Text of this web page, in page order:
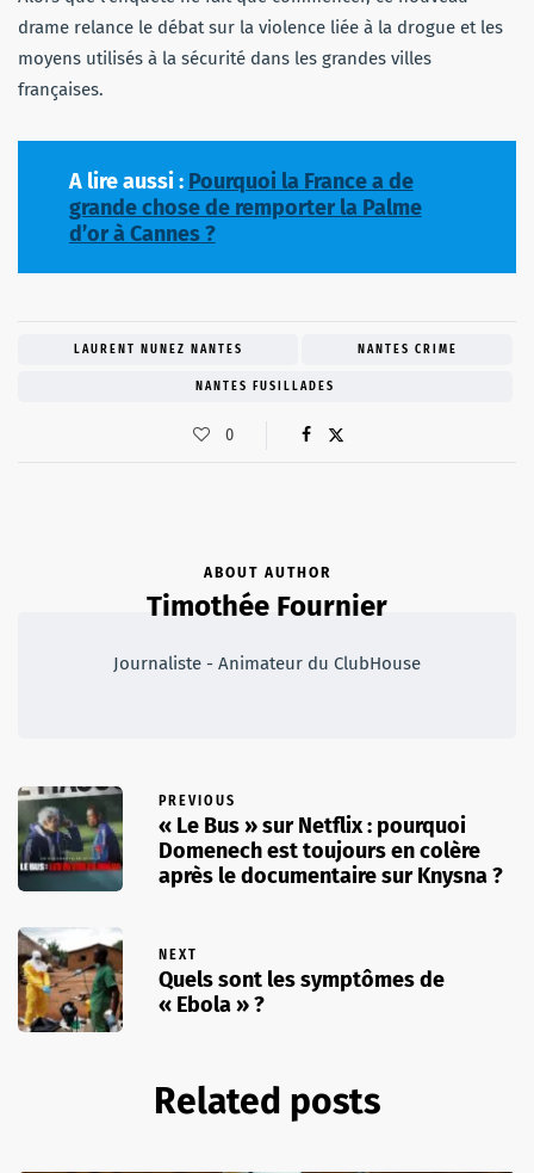
drame relance le débat sur la violence liée à la drogue et les
moyens utilisés à la sécurité dans les grandes villes
françaises.
A lire aussi : Pourquoi la France a de
grande chose de remporter la Palme
d’or à Cannes ?
LAURENT NUNEZ NANTES NANTES CRIME
NANTES FUSILLADES
0
ABOUT AUTHOR
Timothée Fournier
Journaliste - Animateur du ClubHouse
PREVIOUS
« Le Bus » sur Netflix : pourquoi
Domenech est toujours en colère
après le documentaire sur Knysna ?
NEXT
Quels sont les symptômes de
« Ebola » ?
Related posts